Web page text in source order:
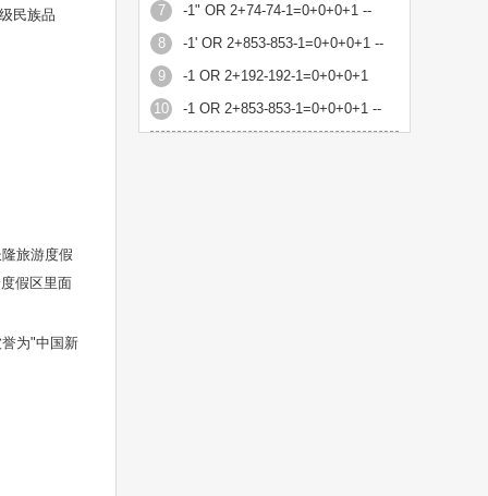
民族品
旅游度假
假区里面
为"中国新
7
-1" OR 2+74-74-1=0+0+0+1 --
8
-1' OR 2+853-853-1=0+0+0+1 --
9
-1 OR 2+192-192-1=0+0+0+1
10
-1 OR 2+853-853-1=0+0+0+1 --